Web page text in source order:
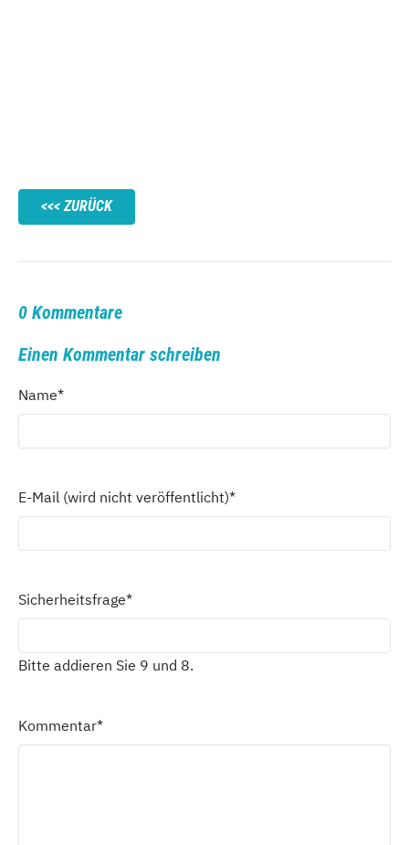
ZURÜCK
0 Kommentare
Einen Kommentar schreiben
Name*
E-Mail (wird nicht veröffentlicht)*
Sicherheitsfrage*
Bitte addieren Sie 9 und 8.
Kommentar*